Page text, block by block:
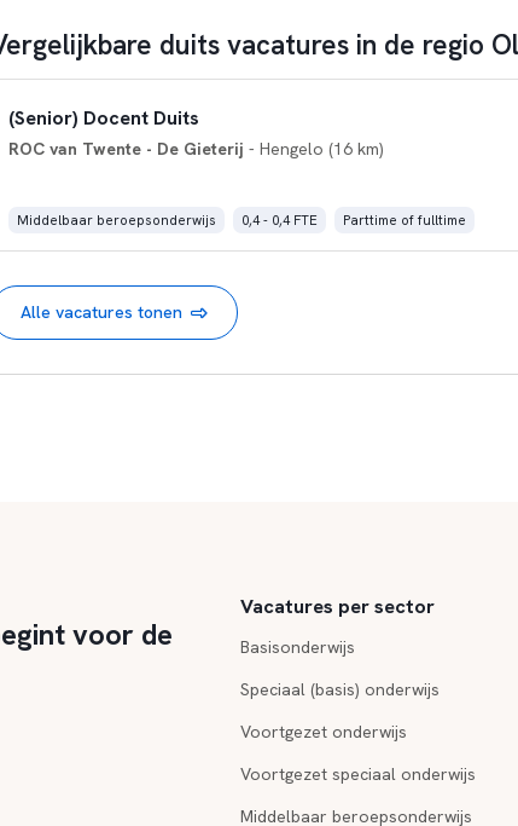
duits vacatures in de regio
(Senior) Docent Duits
ROC van Twente - De Gieterij - Hengelo (16 km)
Middelbaar beroepsonderwijs 0,4 - 0,4 FTE Parttime of fulltime
Alle vacatures tonen
voor de
Vacatures per sector
Basisonderwijs
Speciaal (basis) onderwijs
Voortgezet onderwijs
Voortgezet speciaal onderwijs
Middelbaar beroepsonderwijs